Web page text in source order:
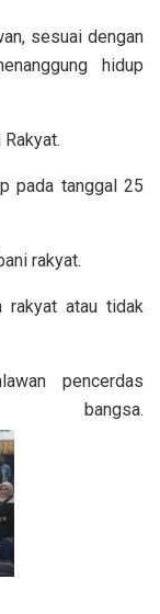
sesuai dengan
hidup
pada tanggal 25
rakyat.
rakyat atau tidak
pencerdas